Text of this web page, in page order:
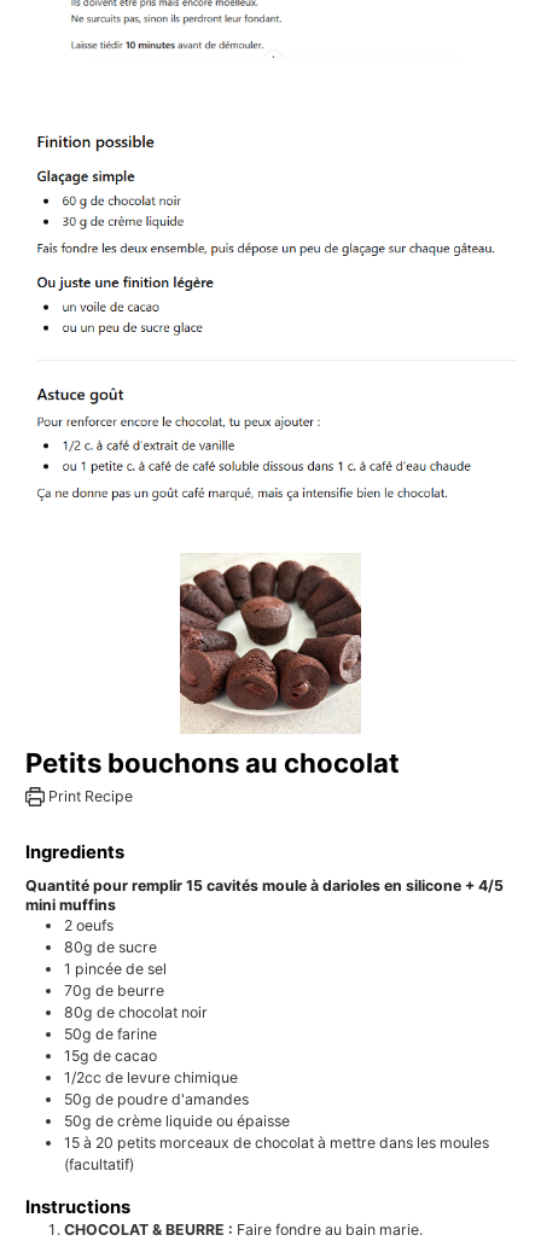
Petits bouchons au chocolat
Print Recipe
Ingredients
Quantité pour remplir 15 cavités moule à darioles en silicone + 4/5
mini muffins
2 oeufs
80g de sucre
1 pincée de sel
70g de beurre
80g de chocolat noir
50g de farine
15g de cacao
1/2cc de levure chimique
50g de poudre d'amandes
50g de crème liquide ou épaisse
15 à 20 petits morceaux de chocolat à mettre dans les moules
(facultatif)
Instructions
CHOCOLAT & BEURRE : Faire fondre au bain marie.